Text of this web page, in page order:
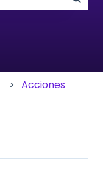
Acciones